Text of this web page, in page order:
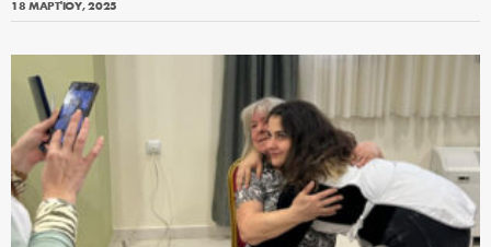
18 ΜΑΡΤΊΟΥ, 2025